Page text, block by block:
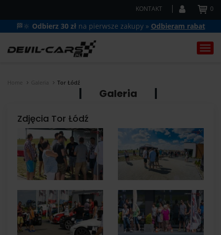
KONTAKT 0
🏁🔆 Odbierz 30 zł na pierwsze zakupy » Odbieram rabat
Home Galeria Tor Łódź
Galeria
Zdjęcia Tor Łódź